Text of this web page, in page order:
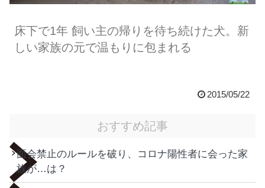
床下で1年 飼い主の帰りを待ち続けた犬。新
しい家族の元で温もりに包まれる
2015/05/22
おすすめ記事
面会禁止のルールを破り、コロナ陽性者に会った家
族が…は？